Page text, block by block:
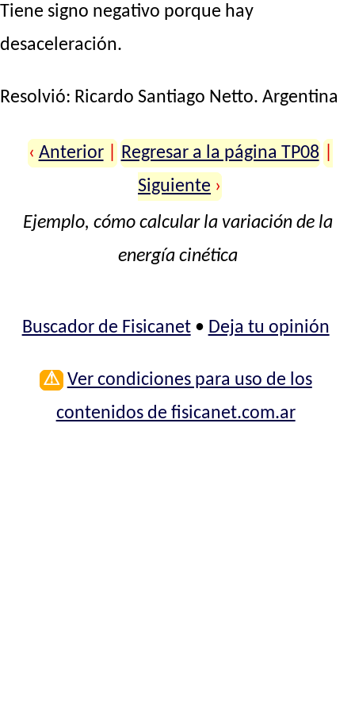
Tiene signo negativo porque hay
desaceleración.
Resolvió: Ricardo Santiago Netto. Argentina
‹ Anterior Regresar a la página TP08
Siguiente ›
Ejemplo, cómo calcular la variación de la
energía cinética
Buscador de Fisicanet• Deja tu opinión
⚠ Ver condiciones para uso de los
contenidos de fisicanet.com.ar